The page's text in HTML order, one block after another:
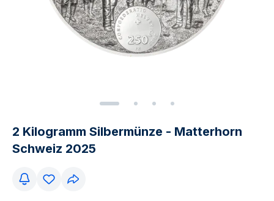
2 Kilogramm Silbermünze - Matterhorn
Schweiz 2025